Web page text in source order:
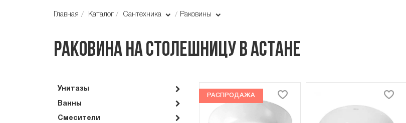
Главная Каталог Сантехника Раковины
Раковина на столешницу в Астане
Унитазы
Ванны
Смесители
РАСПРОДАЖА